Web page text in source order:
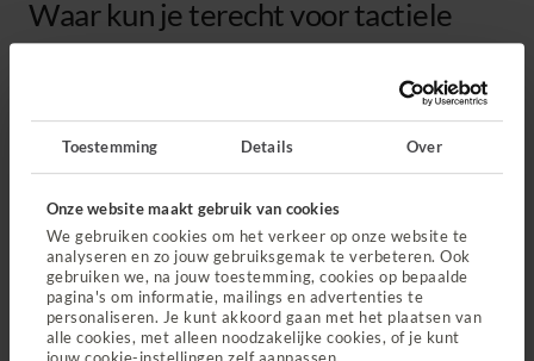
Toestemming Details Over
Onze website maakt gebruik van cookies
We gebruiken cookies om het verkeer op onze website te
analyseren en zo jouw gebruiksgemak te verbeteren. Ook
gebruiken we, na jouw toestemming, cookies op bepaalde
pagina's om informatie, mailings en advertenties te
personaliseren. Je kunt akkoord gaan met het plaatsen van
alle cookies, met alleen noodzakelijke cookies, of je kunt
jouw cookie-instellingen zelf aanpassen.
Waar kun je terecht voor tactiele
leesapparatuur?
Op zoek naar een leverancier met een contract voor
tactiele leesapparatuur?
Vind een leverancier bij je in de
leesapparatuur? Dan moet je eerst altijd
ons vragen. Stuur hierbij de medische indicatie van de
Stichting Visio of Bartiméus samen met de offerte van de
leverancier mee.
Heb je geen goed brailleleesregel meer? Neem dan contact